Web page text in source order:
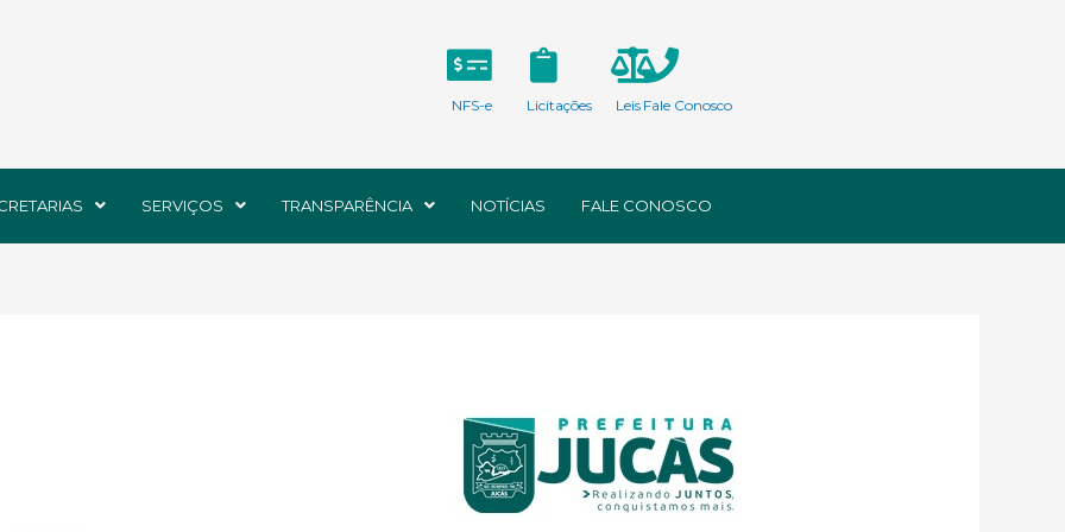
NFS-e Licitações Leis Fale Conosco
SERVIÇOS TRANSPARÊNCIA NOTÍCIAS FALE CONOSCO